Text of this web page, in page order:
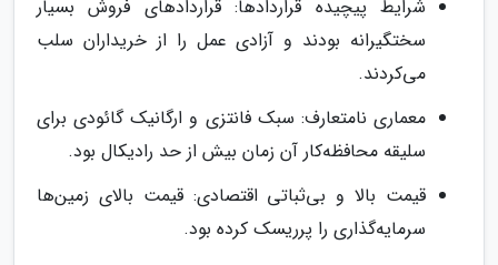
شرایط پیچیده قراردادها: قراردادهای فروش بسیار
سختگیرانه بودند و آزادی عمل را از خریداران سلب
می‌کردند.
معماری نامتعارف: سبک فانتزی و ارگانیک گائودی برای
سلیقه محافظه‌کار آن زمان بیش از حد رادیکال بود.
قیمت بالا و بی‌ثباتی اقتصادی: قیمت بالای زمین‌ها
سرمایه‌گذاری را پرریسک کرده بود.